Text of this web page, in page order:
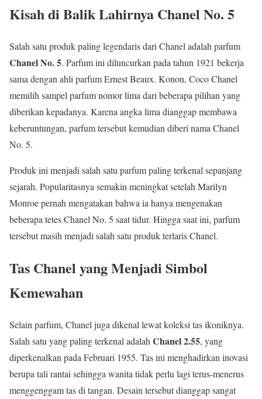
Kisah di Balik Lahirnya Chanel No. 5
Salah satu produk paling legendaris dari Chanel adalah parfum
Chanel No. 5. Parfum ini diluncurkan pada tahun 1921 bekerja
sama dengan ahli parfum Ernest Beaux. Konon, Coco Chanel
memilih sampel parfum nomor lima dari beberapa pilihan yang
diberikan kepadanya. Karena angka lima dianggap membawa
keberuntungan, parfum tersebut kemudian diberi nama Chanel
No. 5.
Produk ini menjadi salah satu parfum paling terkenal sepanjang
sejarah. Popularitasnya semakin meningkat setelah Marilyn
Monroe pernah mengatakan bahwa ia hanya mengenakan
beberapa tetes Chanel No. 5 saat tidur. Hingga saat ini, parfum
tersebut masih menjadi salah satu produk terlaris Chanel.
Tas Chanel yang Menjadi Simbol
Kemewahan
Selain parfum, Chanel juga dikenal lewat koleksi tas ikoniknya.
Salah satu yang paling terkenal adalah Chanel 2.55, yang
diperkenalkan pada Februari 1955. Tas ini menghadirkan inovasi
berupa tali rantai sehingga wanita tidak perlu lagi terus-menerus
menggenggam tas di tangan. Desain tersebut dianggap sangat